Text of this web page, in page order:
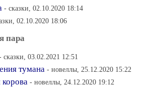
- сказки, 02.10.2020 18:14
02.10.2020 18:06
пара
сказки, 03.02.2021 12:51
тумана - новеллы, 25.12.2020 15:22
корова - новеллы, 24.12.2020 19:12